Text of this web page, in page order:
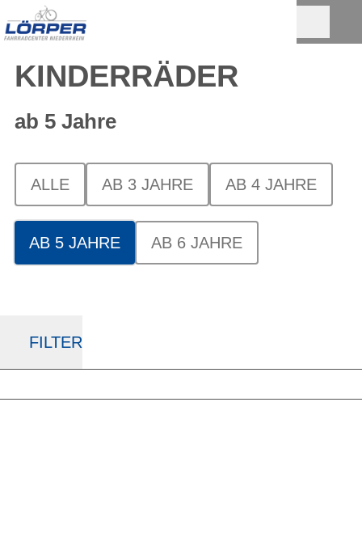
KINDERRÄDER
ab 5 Jahre
ALLE AB 3 JAHRE AB 4 JAHRE
AB 5 JAHRE AB 6 JAHRE
FILTER